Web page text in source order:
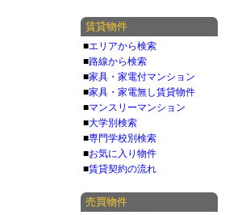
賃貸物件
■エリアから検索
■路線から検索
■家具・家電付マンション
■家具・家電無し賃貸物件
■マンスリーマンション
■大学別検索
■専門学校別検索
■お気に入り物件
■賃貸契約の流れ
売買物件